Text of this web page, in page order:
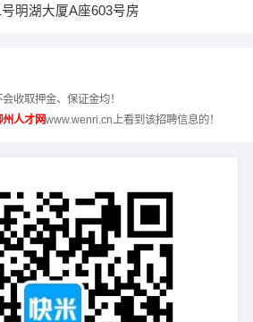
号明湖大厦A座603号房
收取押金、保证金均！
州人才网www.wenri.cn上看到该招聘信息的！